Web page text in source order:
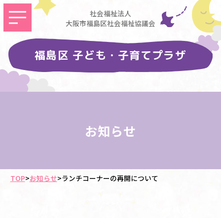
社会福祉法人
大阪市福島区社会福祉協議会
福島区 子ども・子育てプラザ
お知らせ
TOP>お知らせ>ランチコーナーの再開について